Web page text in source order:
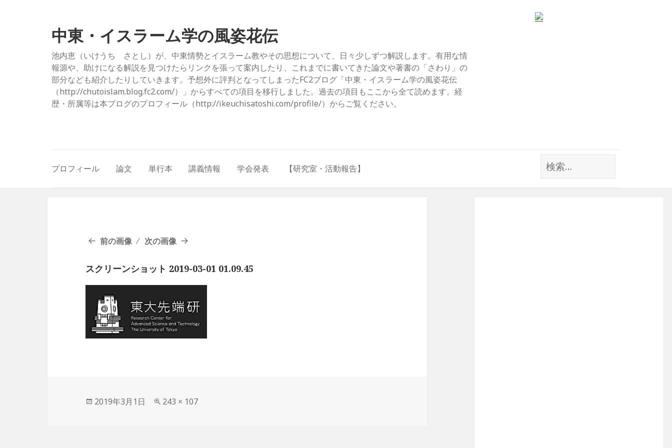
中東・イスラーム学の風姿花伝
池内恵（いけうち さとし）が、中東情勢とイスラーム教やその思想について、日々少しずつ解説します。有用な情
報源や、助けになる解説を見つけたらリンクを張って案内したり、これまでに書いてきた論文や著書の「さわり」の
部分なども紹介したりしていきます。予想外に評判となってしまったFC2ブログ「中東・イスラーム学の風姿花伝
（http://chutoislam.blog.fc2.com/）」からすべての項目を移行しました。過去の項目もここから全て読めます。経
歴・所属等は本ブログのプロフィール（http://ikeuchisatoshi.com/profile/）からご覧ください。
検
索:
プロフィール 論文 単行本 講義情報 学会発表 【研究室・活動報告】
前の画像 次の画像
スクリーンショット 2019-03-01 01.09.45
投
2019年3月1日
フ
243 × 107